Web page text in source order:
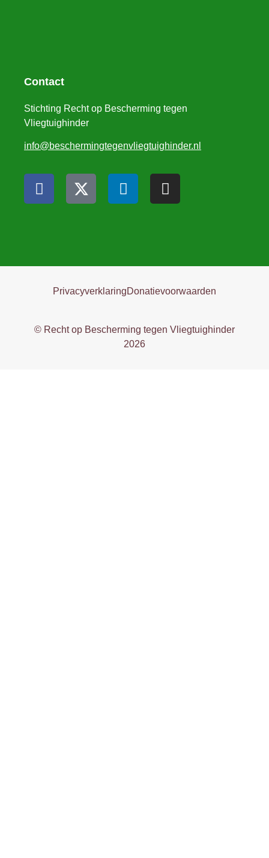
Contact
Stichting Recht op Bescherming tegen
Vliegtuighinder
info@beschermingtegenvliegtuighinder.nl
PrivacyverklaringDonatievoorwaarden
© Recht op Bescherming tegen Vliegtuighinder
2026